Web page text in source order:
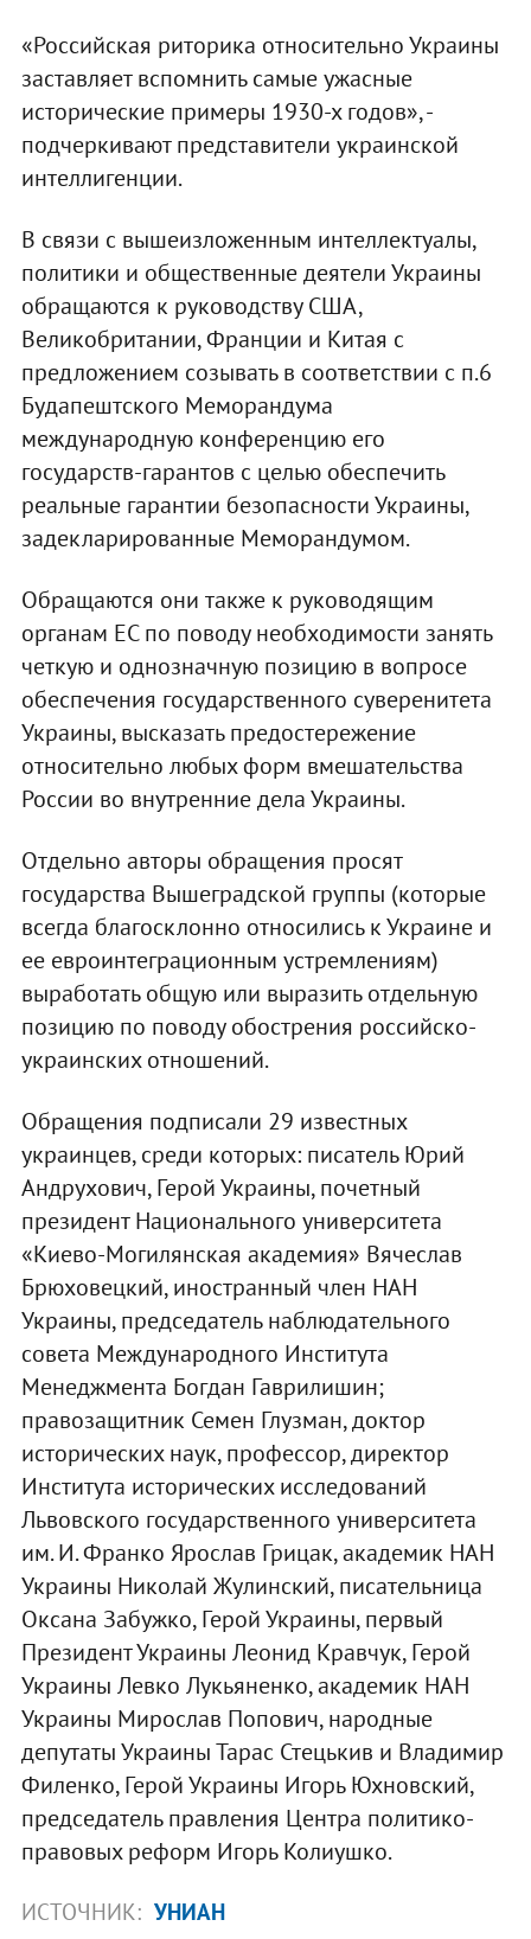
«Российская риторика относительно Украины
заставляет вспомнить самые ужасные
исторические примеры 1930-х годов», -
подчеркивают представители украинской
интеллигенции.
В связи с вышеизложенным интеллектуалы,
политики и общественные деятели Украины
обращаются к руководству США,
Великобритании, Франции и Китая с
предложением созывать в соответствии с п.6
Будапештского Меморандума
международную конференцию его
государств-гарантов с целью обеспечить
реальные гарантии безопасности Украины,
задекларированные Меморандумом.
Обращаются они также к руководящим
органам ЕС по поводу необходимости занять
четкую и однозначную позицию в вопросе
обеспечения государственного суверенитета
Украины, высказать предостережение
относительно любых форм вмешательства
России во внутренние дела Украины.
Отдельно авторы обращения просят
государства Вышеградской группы (которые
всегда благосклонно относились к Украине и
ее евроинтеграционным устремлениям)
выработать общую или выразить отдельную
позицию по поводу обострения российско-
украинских отношений.
Обращения подписали 29 известных
украинцев, среди которых: писатель Юрий
Андрухович, Герой Украины, почетный
президент Национального университета
«Киево-Могилянская академия» Вячеслав
Брюховецкий, иностранный член НАН
Украины, председатель наблюдательного
совета Международного Института
Менеджмента Богдан Гаврилишин;
правозащитник Семен Глузман, доктор
исторических наук, профессор, директор
Института исторических исследований
Львовского государственного университета
им. И. Франко Ярослав Грицак, академик НАН
Украины Николай Жулинский, писательница
Оксана Забужко, Герой Украины, первый
Президент Украины Леонид Кравчук, Герой
Украины Левко Лукьяненко, академик НАН
Украины Мирослав Попович, народные
депутаты Украины Тарас Стецькив и Владимир
Филенко, Герой Украины Игорь Юхновский,
председатель правления Центра политико-
правовых реформ Игорь Колиушко.
ИСТОЧНИК: УНИАН